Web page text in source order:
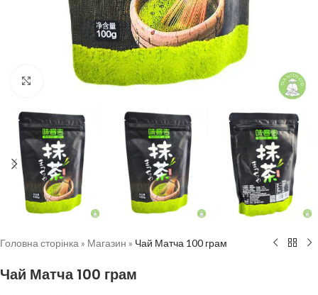
Натисніть, щоб збільшити
Головна сторінка » Магазин » Чай Матча 100 грам
Чай Матча 100 грам